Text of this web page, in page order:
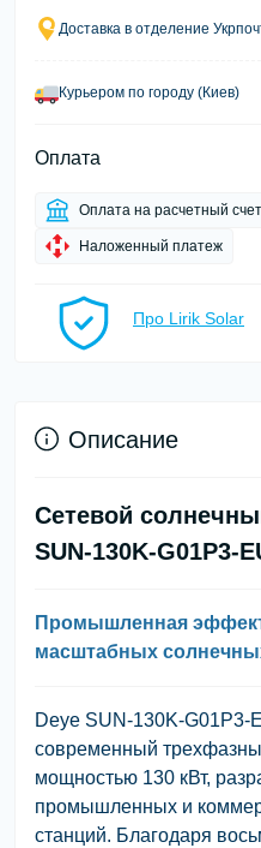
Доставка в отделение
Курьером по городу (Киев)
Оплата
Оплата на расчетный счет
Наложенный платеж
Про Lirik Solar
Описание
Сетевой
SUN-130K-G01P3-
Промышленная
масштабных
Deye SUN-130K-G01P3-
современный
мощностью 130 кВт,
промышленных и
станций. Благодаря